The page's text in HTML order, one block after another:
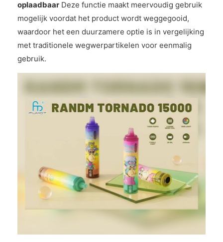
oplaadbaar Deze functie maakt meervoudig gebruik
mogelijk voordat het product wordt weggegooid,
waardoor het een duurzamere optie is in vergelijking
met traditionele wegwerpartikelen voor eenmalig
gebruik.